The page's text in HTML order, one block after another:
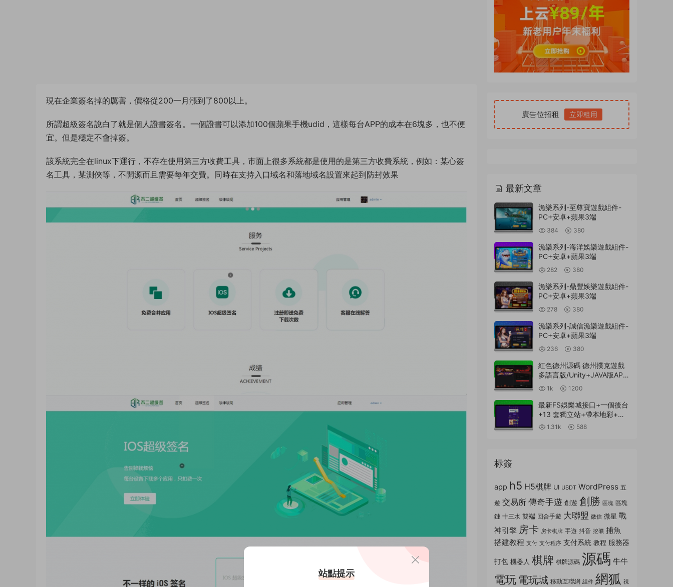
現在企業簽名掉的厲害，價格從200一月漲到了800以上。
所謂超級簽名說白了就是個人證書簽名。一個證書可以添加100個蘋果手機udid，這樣每台APP的成本在6塊多，也不便
宜。但是穩定不會掉簽。
該系統完全在linux下運行，不存在使用第三方收費工具，市面上很多系統都是使用的是第三方收費系統，例如：某心簽
名工具，某測俠等，不開源而且需要每年交費。同時在支持入口域名和落地域名設置來起到防封效果
廣告位招租 立即租用
最新文章
漁樂系列-至尊寶遊戲組件-
PC+安卓+蘋果3端
384 380
漁樂系列-海洋娛樂遊戲組件-
PC+安卓+蘋果3端
282 380
漁樂系列-鼎豐娛樂遊戲組件-
PC+安卓+蘋果3端
278 380
漁樂系列-誠信漁樂遊戲組件-
PC+安卓+蘋果3端
236 380
紅色德州源碼 德州撲克遊戲
多語言版/Unity+JAVA版APP
雙端源碼/中英繁三語言+帶
控+帶彩池持倉/完美運行
1k 1200
最新FS娛樂城接口+一個後台
+13 套獨立站+帶本地彩+一
鍵搭建腳本
1.31k 588
标簽
app h5 H5棋牌 UI USDT WordPress 五
遊 交易所 傳奇手遊 創遊 創勝 區塊 區塊
鏈 十三水 雙端 回合手遊 大聯盟 微信 微星 戰
神引擎 房卡 房卡棋牌 手遊 抖音 挖礦 捕魚
搭建教程 支付 支付程序 支付系統 教程 服務器
打包 機器人 棋牌 棋牌源碼 源碼 牛牛
電玩 電玩城 移動互聯網 組件 網狐 視
站點提示